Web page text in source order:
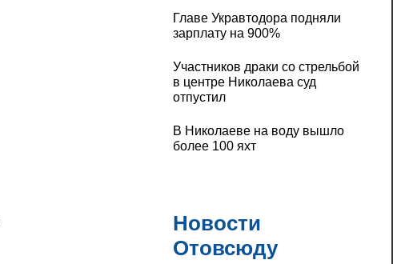
Главе Укравтодора подняли
зарплату на 900%
Участников драки со стрельбой
в центре Николаева суд
отпустил
В Николаеве на воду вышло
более 100 яхт
Новости
Отовсюду